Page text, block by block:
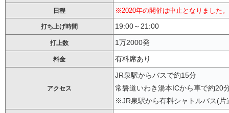
日程 ※2020年の開催は中止となりました。
打ち上げ時間 19:00～21:00
打上数 1万2000発
料金 有料席あり
アクセス
JR泉駅からバスで約15分
常磐道いわき湯本ICから車で約20
※JR泉駅から有料シャトルバス(